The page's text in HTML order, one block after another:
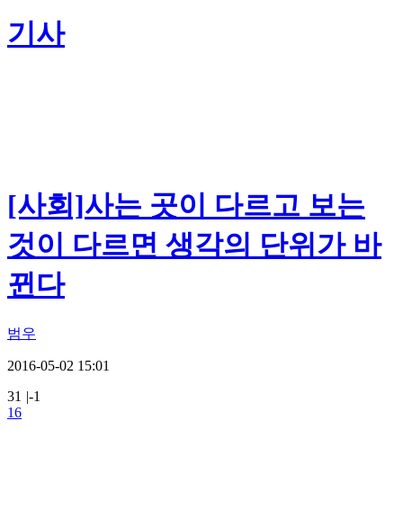
기사
[사회]사는 곳이 다르고 보는
것이 다르면 생각의 단위가 바
뀐다
범우
2016-05-02 15:01
31 |-1
16